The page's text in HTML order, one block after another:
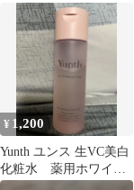
スマスク
¥ 1,200
Yunth ユンス 生VC美白
化粧水 薬用ホワイト
ニングローション